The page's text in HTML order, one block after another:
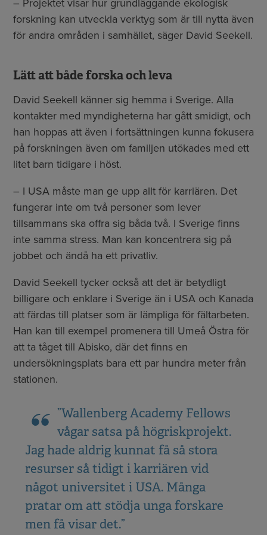
forskning kan utveckla verktyg som är till nytta även
för andra områden i samhället, säger David Seekell.
Lätt att både forska och leva
David Seekell känner sig hemma i Sverige. Alla
kontakter med myndigheterna har gått smidigt, och
han hoppas att även i fortsättningen kunna fokusera
på forskningen även om familjen utökades med ett
litet barn tidigare i höst.
– I USA måste man ge upp allt för karriären. Det
fungerar inte om två personer som lever
tillsammans ska offra sig båda två. I Sverige finns
inte samma stress. Man kan koncentrera sig på
jobbet och ändå ha ett privatliv.
David Seekell tycker också att det är betydligt
billigare och enklare i Sverige än i USA och Kanada
att färdas till platser som är lämpliga för fältarbeten.
Han kan till exempel promenera till Umeå Östra för
att ta tåget till Abisko, där det finns en
undersökningsplats bara ett par hundra meter från
stationen.
”Wallenberg Academy Fellows
vågar satsa på högriskprojekt.
Jag hade aldrig kunnat få så stora
resurser så tidigt i karriären vid
något universitet i USA. Många
pratar om att stödja unga forskare
men få visar det.”